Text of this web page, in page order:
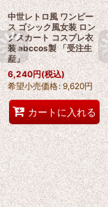
中世レトロ風 ワンピー
ス ゴシック風女装 ロン
グスカート コスプレ衣
装 abccos製 「受注生
産」
6,240円(税込)
希望小売価格: 9,620円
カートに入れる